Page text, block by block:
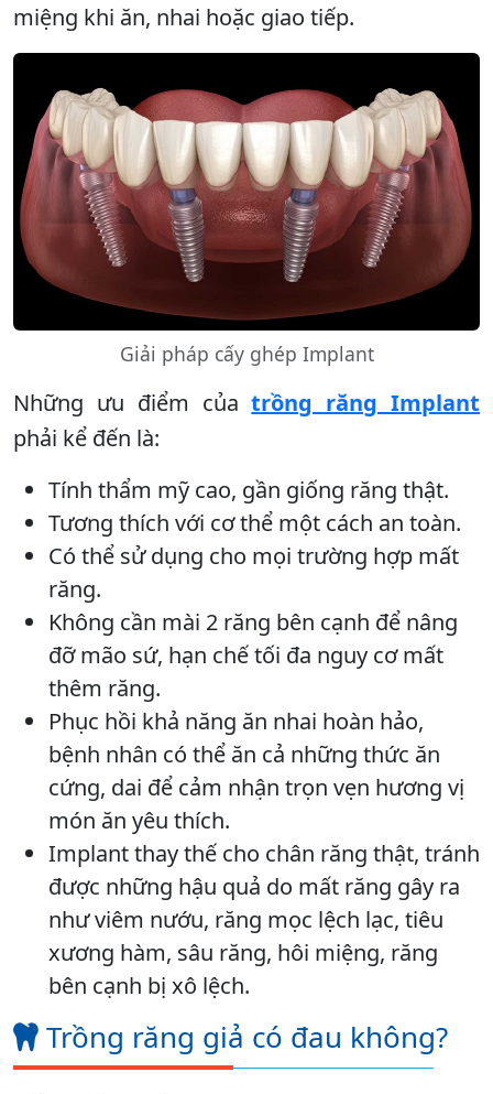
miệng khi ăn, nhai hoặc giao tiếp.
Giải pháp cấy ghép Implant
Những ưu điểm củatrồng răng Implant
phải kể đến là:
Tính thẩm mỹ cao, gần giống răng thật.
Tương thích với cơ thể một cách an toàn.
Có thể sử dụng cho mọi trường hợp mất
răng.
Không cần mài 2 răng bên cạnh để nâng
đỡ mão sứ, hạn chế tối đa nguy cơ mất
thêm răng.
Phục hồi khả năng ăn nhai hoàn hảo,
bệnh nhân có thể ăn cả những thức ăn
cứng, dai để cảm nhận trọn vẹn hương vị
món ăn yêu thích.
Implant thay thế cho chân răng thật, tránh
được những hậu quả do mất răng gây ra
như viêm nướu, răng mọc lệch lạc, tiêu
xương hàm, sâu răng, hôi miệng, răng
bên cạnh bị xô lệch.
Trồng răng giả có đau không?